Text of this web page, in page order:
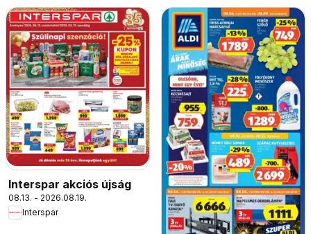
Interspar akciós újság
08.13. - 2026.08.19.
Interspar